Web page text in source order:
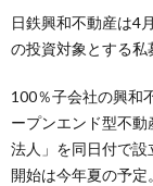
日鉄興和不動産は4
の投資対象とする私
100％子会社の興和
ープンエンド型不
法人」を同日付で
開始は今年夏の予定。